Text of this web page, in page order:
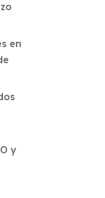
en
y